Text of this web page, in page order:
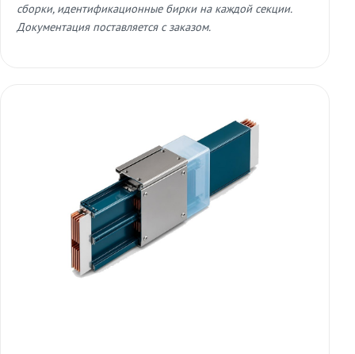
сборки, идентификационные бирки на каждой секции.
Документация поставляется с заказом.